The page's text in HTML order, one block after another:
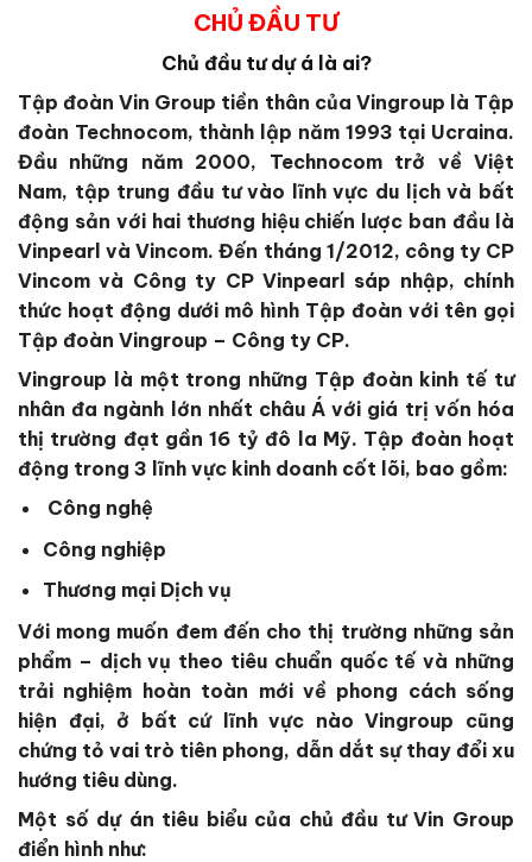
CHỦ ĐẦU TƯ
Chủ đầu tư dự á là ai?
Tập đoàn Vin Group tiền thân của Vingroup là Tập
đoàn Technocom, thành lập năm 1993 tại Ucraina.
Đầu những năm 2000, Technocom trở về Việt
Nam, tập trung đầu tư vào lĩnh vực du lịch và bất
động sản với hai thương hiệu chiến lược ban đầu là
Vinpearl và Vincom. Đến tháng 1/2012, công ty CP
Vincom và Công ty CP Vinpearl sáp nhập, chính
thức hoạt động dưới mô hình Tập đoàn với tên gọi
Tập đoàn Vingroup – Công ty CP.
Vingroup là một trong những Tập đoàn kinh tế tư
nhân đa ngành lớn nhất châu Á với giá trị vốn hóa
thị trường đạt gần 16 tỷ đô la Mỹ. Tập đoàn hoạt
động trong 3 lĩnh vực kinh doanh cốt lõi, bao gồm:
Công nghệ
Công nghiệp
Thương mại Dịch vụ
Với mong muốn đem đến cho thị trường những sản
phẩm – dịch vụ theo tiêu chuẩn quốc tế và những
trải nghiệm hoàn toàn mới về phong cách sống
hiện đại, ở bất cứ lĩnh vực nào Vingroup cũng
chứng tỏ vai trò tiên phong, dẫn dắt sự thay đổi xu
hướng tiêu dùng.
Một số dự án tiêu biểu của chủ đầu tư Vin Group
điển hình như: